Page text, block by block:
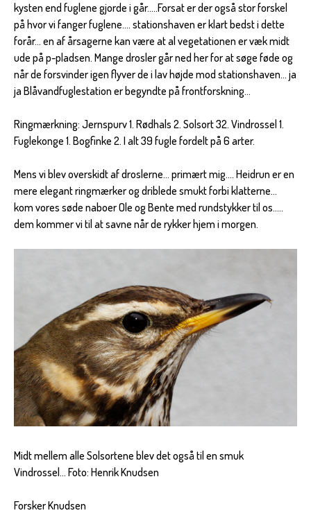
kysten end fuglene gjorde i går.....Forsat er der også stor forskel
på hvor vi fanger fuglene.... stationshaven er klart bedst i dette
forår... en af årsagerne kan være at al vegetationen er væk midt
ude på p-pladsen. Mange drosler går ned her for at søge føde og
når de forsvinder igen flyver de i lav højde mod stationshaven... ja
ja Blåvandfuglestation er begyndte på frontforskning...
Ringmærkning: Jernspurv 1. Rødhals 2. Solsort 32. Vindrossel 1.
Fuglekonge 1. Bogfinke 2. I alt 39 fugle fordelt på 6 arter.
Mens vi blev overskidt af droslerne... primært mig.... Heidrun er en
mere elegant ringmærker og driblede smukt forbi klatterne...
kom vores søde naboer Ole og Bente med rundstykker til os.....
dem kommer vi til at savne når de rykker hjem i morgen.
Midt mellem alle Solsortene blev det også til en smuk
Vindrossel... Foto: Henrik Knudsen
Forsker Knudsen